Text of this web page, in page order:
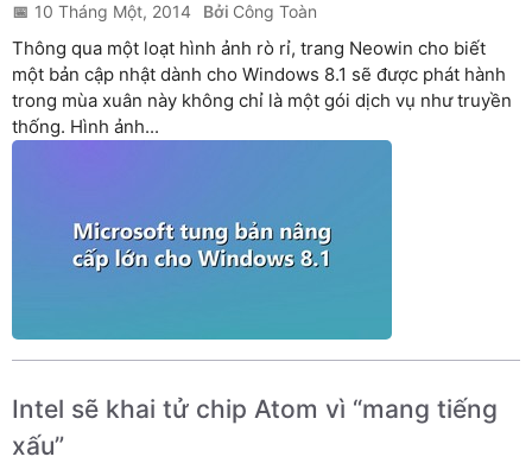
10 Tháng Một, 2014 Công Toàn
Thông qua một loạt hình ảnh rò rỉ, trang Neowin cho biết
một bản cập nhật dành cho Windows 8.1 sẽ được phát hành
trong mùa xuân này không chỉ là một gói dịch vụ như truyền
thống. Hình ảnh...
Intel sẽ khai tử chip Atom vì “mang tiếng
xấu”